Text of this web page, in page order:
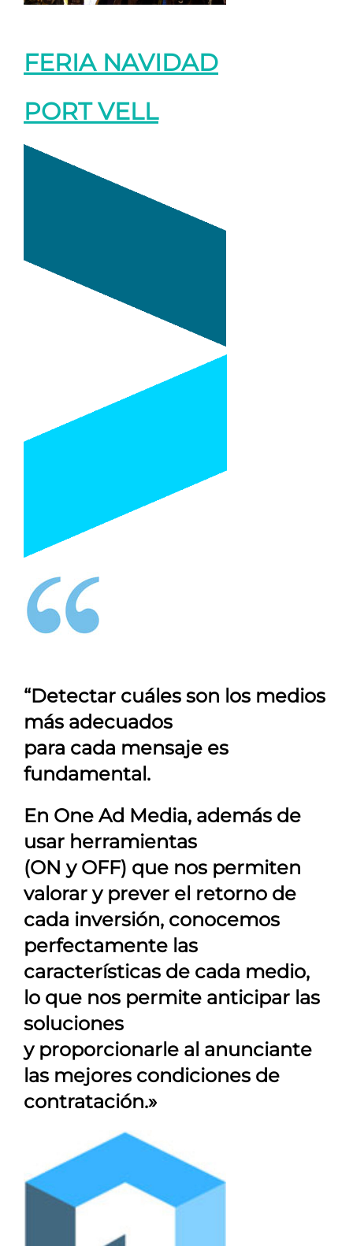
FERIA NAVIDAD
PORT VELL
“Detectar cuáles son los medios
más adecuados
para cada mensaje es
fundamental.
En One Ad Media, además de
usar herramientas
(ON y OFF) que nos permiten
valorar y prever el retorno de
cada inversión, conocemos
perfectamente las
características de cada medio,
lo que nos permite anticipar las
soluciones
y proporcionarle al anunciante
las mejores condiciones de
contratación.»